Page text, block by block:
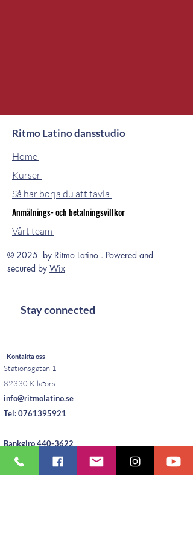
Ritmo Latino dansstudio
Home
Kurser
Så här börja du att tävla
Anmälnings- och betalningsvillkor
Vårt team
© 2025 by Ritmo Latino . Powered and
secured by Wix
Stay connected
Kontakta oss
Stationsgatan 1
82330 Kilafors
info@ritmolatino.se
Tel:0761395921
Bankgiro440-3622
Vad ska jag ha på mig?